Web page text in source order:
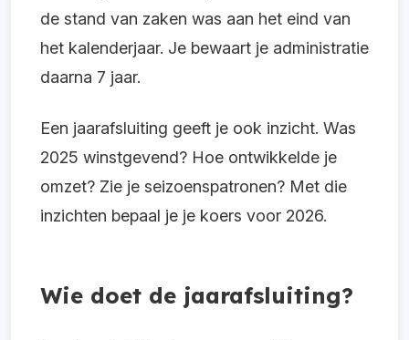
de stand van zaken was aan het eind van
het kalenderjaar. Je bewaart je administratie
daarna 7 jaar.
Een jaarafsluiting geeft je ook inzicht. Was
2025 winstgevend? Hoe ontwikkelde je
omzet? Zie je seizoenspatronen? Met die
inzichten bepaal je je koers voor 2026.
Wie doet de jaarafsluiting?